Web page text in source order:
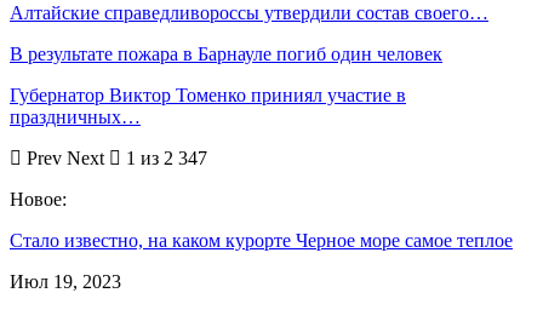
Алтайские справедливороссы утвердили состав своего…
В результате пожара в Барнауле погиб один человек
Губернатор Виктор Томенко приниял участие в
праздничных…
Prev Next
1 из 2 347
Новое:
Стало известно, на каком курорте Черное море самое теплое
Июл 19, 2023